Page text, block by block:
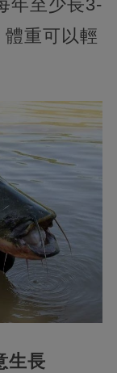
年至少長3-
重可以輕
生長